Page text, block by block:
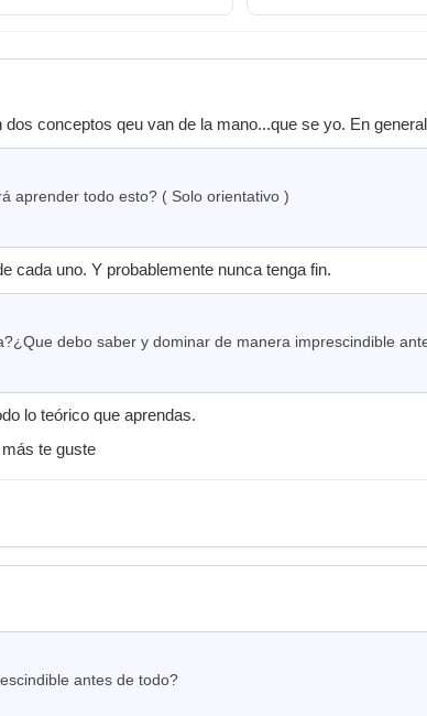
conceptos qeu van de la mano...que se yo. En
aprender todo esto? ( Solo orientativo )
cada uno. Y probablemente nunca tenga fin.
debo saber y dominar de manera imprescindible
lo teórico que aprendas.
te guste
antes de todo?